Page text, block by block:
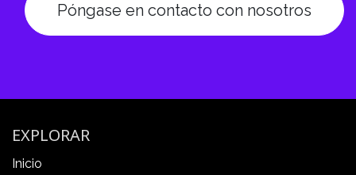
Póngase en contacto con nosotros
EXPLORAR
Inicio